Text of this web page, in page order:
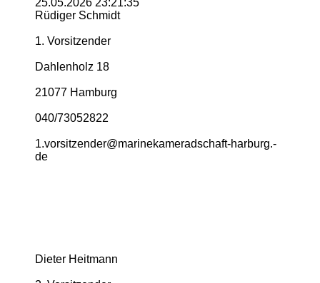
Rüdiger Schmidt
1. Vorsitzender
Dahlenholz 18
21077 Hamburg
040/73052822
1.­vorsitzender@­marinekameradschaft-­harburg.­
de
Dieter Heitmann